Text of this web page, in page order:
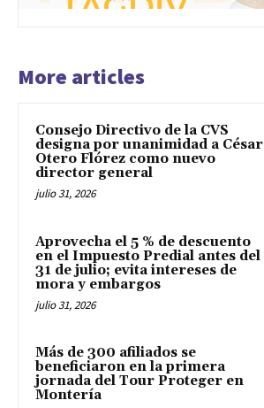
More articles
Consejo Directivo de la CVS
designa por unanimidad a César
Otero Flórez como nuevo
director general
julio 31, 2026
Aprovecha el 5 % de descuento
en el Impuesto Predial antes del
31 de julio; evita intereses de
mora y embargos
julio 31, 2026
Más de 300 afiliados se
beneficiaron en la primera
jornada del Tour Proteger en
Montería